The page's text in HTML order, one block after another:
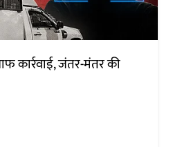
कार्रवाई, जंतर-मंतर की